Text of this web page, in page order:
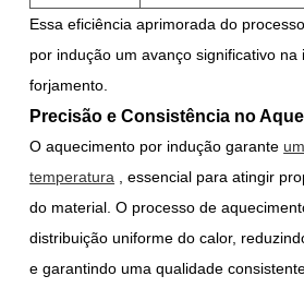
Essa eficiência aprimorada do
por indução um avanço significativo na
forjamento.
Precisão e Consistência no
O aquecimento por indução garante
temperatura
, essencial para atingir
do material. O processo de
distribuição uniforme do calor,
e garantindo uma qualidade